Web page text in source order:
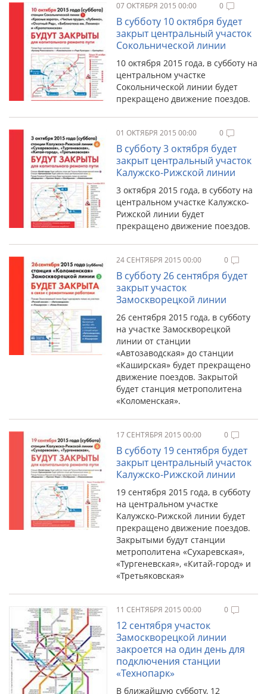
07 ОКТЯБРЯ 2015 00:00 0
В субботу 10 октября будет
закрыт центральный участок
Сокольнической линии
10 октября 2015 года, в субботу на
центральном участке
Сокольнической линии будет
прекращено движение поездов.
01 ОКТЯБРЯ 2015 00:00 0
В субботу 3 октября будет
закрыт центральный участок
Калужско-Рижской линии
3 октября 2015 года, в субботу на
центральном участке Калужско-
Рижской линии будет
прекращено движение поездов.
24 СЕНТЯБРЯ 2015 00:00 0
В субботу 26 сентября будет
закрыт участок
Замоскворецкой линии
26 сентября 2015 года, в субботу
на участке Замоскворецкой
линии от станции
«Автозаводская» до станции
«Каширская» будет прекращено
движение поездов. Закрытой
будет станция метрополитена
«Коломенская».
17 СЕНТЯБРЯ 2015 00:00 0
В субботу 19 сентября будет
закрыт центральный участок
Калужско-Рижской линии
19 сентября 2015 года, в субботу
на центральном участке
Калужско-Рижской линии будет
прекращено движение поездов.
Закрытыми будут станции
метрополитена «Сухаревская»,
«Тургеневская», «Китай-город» и
«Третьяковская»
11 СЕНТЯБРЯ 2015 00:00 0
12 сентября участок
Замоскворецкой линии
закроется на один день для
подключения станции
«Технопарк»
В ближайшую субботу, 12